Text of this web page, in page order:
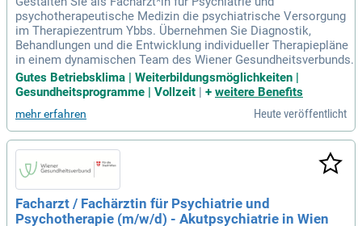
psychotherapeutische Medizin die psychiatrische Versorgung
im Therapiezentrum Ybbs. Übernehmen Sie Diagnostik,
Behandlungen und die Entwicklung individueller Therapiepläne
in einem dynamischen Team des Wiener Gesundheitsverbunds.
Gutes Betriebsklima | Weiterbildungsmöglichkeiten |
Gesundheitsprogramme | Vollzeit | + weitere Benefits
mehr erfahren Heute veröffentlicht
Facharzt / Fachärztin für Psychiatrie und
Psychotherapie (m/w/d) - Akutpsychiatrie in Wien